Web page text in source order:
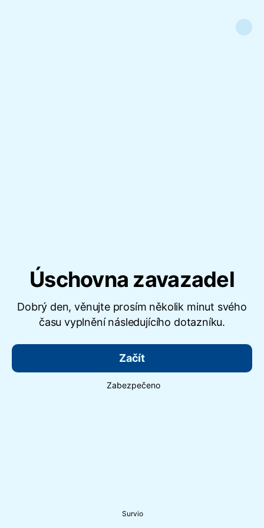
Úschovna zavazadel
Dobrý den, věnujte prosím několik minut svého
času vyplnění následujícího dotazníku.
Začít
Zabezpečeno
Survio